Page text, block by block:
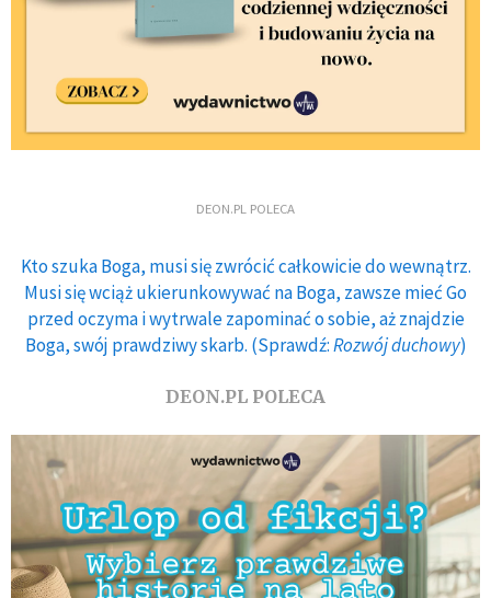
DEON.PL POLECA
Kto szuka Boga, musi się zwrócić całkowicie do wewnątrz.
Musi się wciąż ukierunkowywać na Boga, zawsze mieć Go
przed oczyma i wytrwale zapominać o sobie, aż znajdzie
Boga, swój prawdziwy skarb. (Sprawdź:Rozwój duchowy)
DEON.PL POLECA